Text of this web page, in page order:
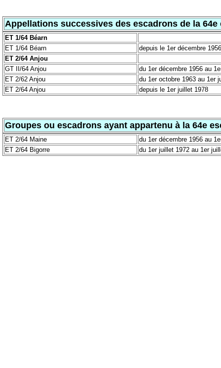
Appellations successives des escadrons de la
ET 1/64 Béarn
ET 1/64 Béarn
depuis le 1er décembre
ET 2/64 Anjou
GT II/64 Anjou
du 1er décembre 1956 au
ET 2/62 Anjou
du 1er octobre 1963 au 1er
ET 2/64 Anjou
depuis le 1er juillet 1978
Groupes ou escadrons ayant appartenu à la 64e
ET 2/64 Maine
du 1er décembre 1956 au
ET 2/64 Bigorre
du 1er juillet 1972 au 1er